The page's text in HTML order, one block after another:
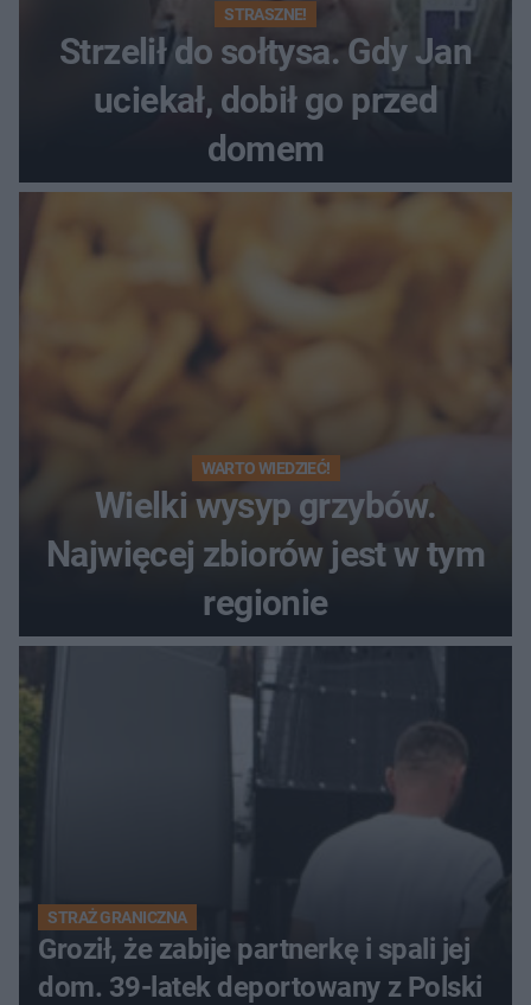
STRASZNE!
Strzelił do sołtysa. Gdy Jan
uciekał, dobił go przed
domem
WARTO WIEDZIEĆ!
Wielki wysyp grzybów.
Najwięcej zbiorów jest w tym
regionie
STRAŻ GRANICZNA
Groził, że zabije partnerkę i spali jej
dom. 39-latek deportowany z Polski